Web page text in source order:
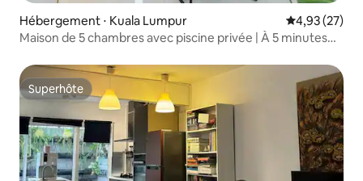
Hébergement ⋅ Kuala Lumpur Évaluation
4,93 (27)
Maison de 5 chambres avec piscine privée | À 5 minutes
Superhôte
Superhôte